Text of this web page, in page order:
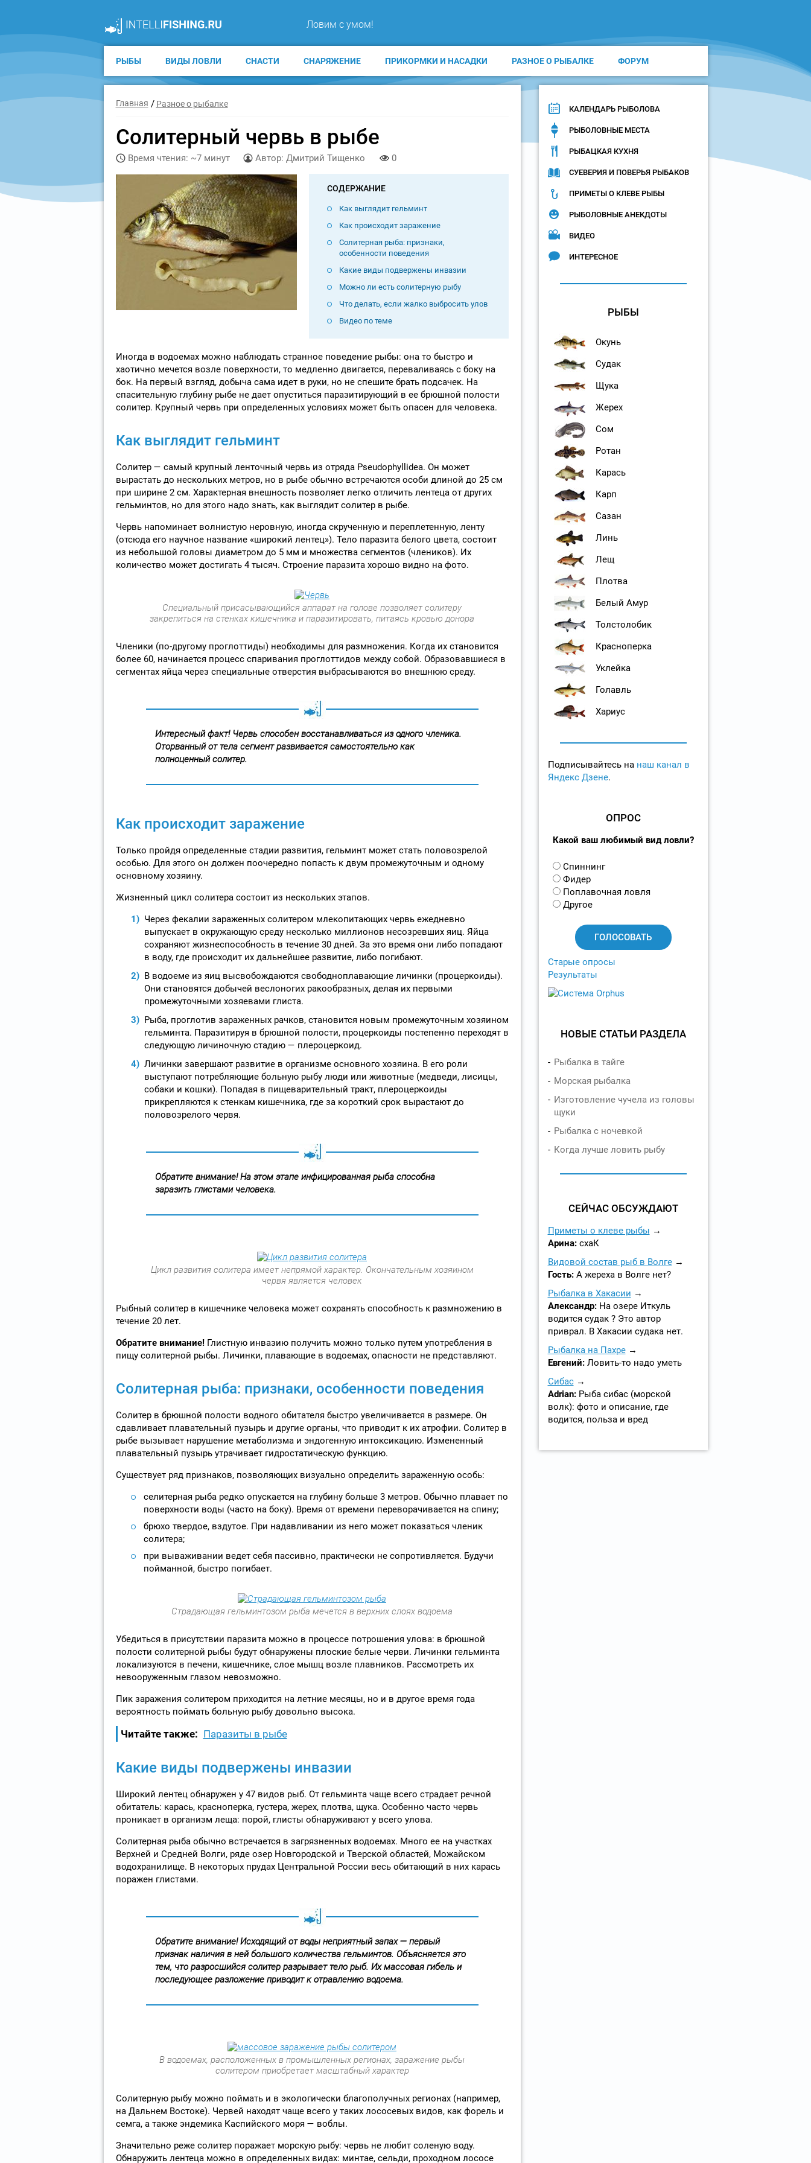
Ловим с умом!
РЫБЫ ВИДЫ ЛОВЛИ СНАСТИ СНАРЯЖЕНИЕ ПРИКОРМКИ И НАСАДКИ РАЗНОЕ О РЫБАЛКЕ ФОРУМ
Главная Разное о рыбалке
Солитерный червь в рыбе
Время чтения: ~7 минут Автор: Дмитрий Тищенко 0
СОДЕРЖАНИЕ
Как выглядит гельминт
Как происходит заражение
Солитерная рыба: признаки,
особенности поведения
Какие виды подвержены инвазии
Можно ли есть солитерную рыбу
Что делать, если жалко выбросить улов
Видео по теме
Иногда в водоемах можно наблюдать странное поведение рыбы: она то быстро и
хаотично мечется возле поверхности, то медленно двигается, переваливаясь с боку на
бок. На первый взгляд, добыча сама идет в руки, но не спешите брать подсачек. На
спасительную глубину рыбе не дает опуститься паразитирующий в ее брюшной полости
солитер. Крупный червь при определенных условиях может быть опасен для человека.
Как выглядит гельминт
Солитер — самый крупный ленточный червь из отряда Pseudophyllidea. Он может
вырастать до нескольких метров, но в рыбе обычно встречаются особи длиной до 25 см
при ширине 2 см. Характерная внешность позволяет легко отличить лентеца от других
гельминтов, но для этого надо знать, как выглядит солитер в рыбе.
Червь напоминает волнистую неровную, иногда скрученную и переплетенную, ленту
(отсюда его научное название «широкий лентец»). Тело паразита белого цвета, состоит
из небольшой головы диаметром до 5 мм и множества сегментов (члеников). Их
количество может достигать 4 тысяч. Строение паразита хорошо видно на фото.
Специальный присасывающийся аппарат на голове позволяет солитеру
закрепиться на стенках кишечника и паразитировать, питаясь кровью донора
Членики (по-другому проглоттиды) необходимы для размножения. Когда их становится
более 60, начинается процесс спаривания проглоттидов между собой. Образовавшиеся в
сегментах яйца через специальные отверстия выбрасываются во внешнюю среду.
Интересный факт! Червь способен восстанавливаться из одного членика.
Оторванный от тела сегмент развивается самостоятельно как
полноценный солитер.
Как происходит заражение
Только пройдя определенные стадии развития, гельминт может стать половозрелой
особью. Для этого он должен поочередно попасть к двум промежуточным и одному
основному хозяину.
Жизненный цикл солитера состоит из нескольких этапов.
Через фекалии зараженных солитером млекопитающих червь ежедневно
выпускает в окружающую среду несколько миллионов несозревших яиц. Яйца
сохраняют жизнеспособность в течение 30 дней. За это время они либо попадают
в воду, где происходит их дальнейшее развитие, либо погибают.
В водоеме из яиц высвобождаются свободноплавающие личинки (процеркоиды).
Они становятся добычей веслоногих ракообразных, делая их первыми
промежуточными хозяевами глиста.
Рыба, проглотив зараженных рачков, становится новым промежуточным хозяином
гельминта. Паразитируя в брюшной полости, процеркоиды постепенно переходят в
следующую личиночную стадию — плероцеркоид.
Личинки завершают развитие в организме основного хозяина. В его роли
выступают потребляющие больную рыбу люди или животные (медведи, лисицы,
собаки и кошки). Попадая в пищеварительный тракт, плероцеркоиды
прикрепляются к стенкам кишечника, где за короткий срок вырастают до
половозрелого червя.
Обратите внимание! На этом этапе инфицированная рыба способна
заразить глистами человека.
Цикл развития солитера имеет непрямой характер. Окончательным хозяином
червя является человек
Рыбный солитер в кишечнике человека может сохранять способность к размножению в
течение 20 лет.
Обратите внимание!Глистную инвазию получить можно только путем употребления в
пищу солитерной рыбы. Личинки, плавающие в водоемах, опасности не представляют.
Солитерная рыба: признаки, особенности поведения
Солитер в брюшной полости водного обитателя быстро увеличивается в размере. Он
сдавливает плавательный пузырь и другие органы, что приводит к их атрофии. Солитер в
рыбе вызывает нарушение метаболизма и эндогенную интоксикацию. Измененный
плавательный пузырь утрачивает гидростатическую функцию.
Существует ряд признаков, позволяющих визуально определить зараженную особь:
селитерная рыба редко опускается на глубину больше 3 метров. Обычно плавает по
поверхности воды (часто на боку). Время от времени переворачивается на спину;
брюхо твердое, вздутое. При надавливании из него может показаться членик
солитера;
при вываживании ведет себя пассивно, практически не сопротивляется. Будучи
пойманной, быстро погибает.
Страдающая гельминтозом рыба мечется в верхних слоях водоема
Убедиться в присутствии паразита можно в процессе потрошения улова: в брюшной
полости солитерной рыбы будут обнаружены плоские белые черви. Личинки гельминта
локализуются в печени, кишечнике, слое мышц возле плавников. Рассмотреть их
невооруженным глазом невозможно.
Пик заражения солитером приходится на летние месяцы, но и в другое время года
вероятность поймать больную рыбу довольно высока.
Читайте также: Паразиты в рыбе
Какие виды подвержены инвазии
Широкий лентец обнаружен у 47 видов рыб. От гельминта чаще всего страдает речной
обитатель: карась, красноперка, густера, жерех, плотва, щука. Особенно часто червь
проникает в организм леща: порой, глисты обнаруживают у всего улова.
Солитерная рыба обычно встречается в загрязненных водоемах. Много ее на участках
Верхней и Средней Волги, ряде озер Новгородской и Тверской областей, Можайском
водохранилище. В некоторых прудах Центральной России весь обитающий в них карась
поражен глистами.
Обратите внимание! Исходящий от воды неприятный запах — первый
признак наличия в ней большого количества гельминтов. Объясняется это
тем, что разросшийся солитер разрывает тело рыб. Их массовая гибель и
последующее разложение приводит к отравлению водоема.
В водоемах, расположенных в промышленных регионах, заражение рыбы
солитером приобретает масштабный характер
Солитерную рыбу можно поймать и в экологически благополучных регионах (например,
на Дальнем Востоке). Червей находят чаще всего у таких лососевых видов, как форель и
семга, а также эндемика Каспийского моря — воблы.
Значительно реже солитер поражает морскую рыбу: червь не любит соленую воду.
Обнаружить лентеца можно в определенных видах: минтае, сельди, проходном лососе
КАЛЕНДАРЬ РЫБОЛОВА
РЫБОЛОВНЫЕ МЕСТА
РЫБАЦКАЯ КУХНЯ
СУЕВЕРИЯ И ПОВЕРЬЯ РЫБАКОВ
ПРИМЕТЫ О КЛЕВЕ РЫБЫ
РЫБОЛОВНЫЕ АНЕКДОТЫ
ВИДЕО
ИНТЕРЕСНОЕ
РЫБЫ
Окунь
Судак
Щука
Жерех
Сом
Ротан
Карась
Карп
Сазан
Линь
Лещ
Плотва
Белый Амур
Толстолобик
Красноперка
Уклейка
Голавль
Хариус
Подписывайтесь на наш канал в
Яндекс Дзене.
ОПРОС
Какой ваш любимый вид ловли?
В
а
р
и
Спиннинг
Фидер
Поплавочная ловля
Другое
Старые опросы
Результаты
НОВЫЕ СТАТЬИ РАЗДЕЛА
Рыбалка в тайге
Морская рыбалка
Изготовление чучела из головы
щуки
Рыбалка с ночевкой
Когда лучше ловить рыбу
СЕЙЧАС ОБСУЖДАЮТ
Приметы о клеве рыбы
Арина: схаК
Видовой состав рыб в Волге
Гость: А жереха в Волге нет?
Рыбалка в Хакасии
Александр: На озере Иткуль
водится судак ? Это автор
приврал. В Хакасии судака нет.
Рыбалка на Пахре
Евгений: Ловить-то надо уметь
Сибас
Adrian: Рыба сибас (морской
волк): фото и описание, где
водится, польза и вред